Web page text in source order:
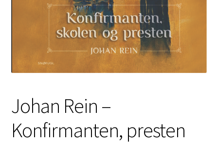
Kjøpsvilkår
Min side
Om oss
Personvernerklæring
Johan Rein –
Konfirmanten, presten